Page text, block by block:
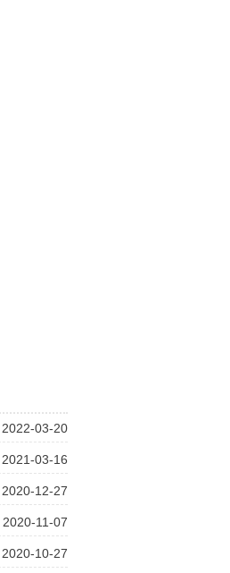
2022-03-20
2021-03-16
2020-12-27
2020-11-07
2020-10-27